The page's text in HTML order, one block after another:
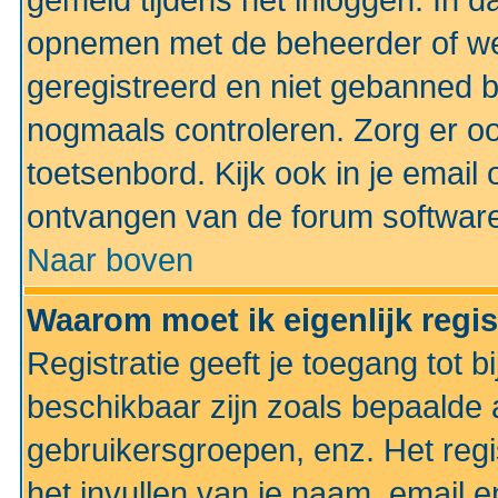
opnemen met de beheerder of
geregistreerd en niet gebanned
nogmaals controleren. Zorg er
toetsenbord. Kijk ook in je email
ontvangen van de forum
Naar boven
Waarom moet ik eigenlijk
Registratie geeft je toegang tot
beschikbaar zijn zoals
gebruikersgroepen, enz. Het